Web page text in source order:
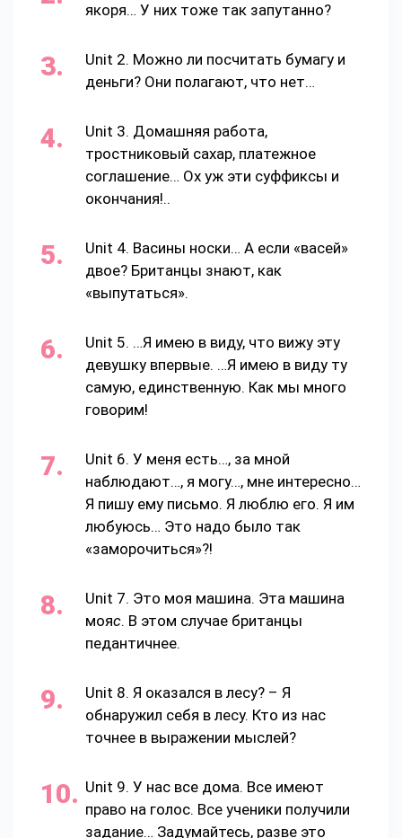
якоря… У них тоже так запутанно?
Unit 2. Можно ли посчитать бумагу и
деньги? Они полагают, что нет…
Unit 3. Домашняя работа,
тростниковый сахар, платежное
соглашение… Ох уж эти суффиксы и
окончания!..
Unit 4. Васины носки… А если «васей»
двое? Британцы знают, как
«выпутаться».
Unit 5. …Я имею в виду, что вижу эту
девушку впервые. …Я имею в виду ту
самую, единственную. Как мы много
говорим!
Unit 6. У меня есть…, за мной
наблюдают…, я могу…, мне интересно…
Я пишу ему письмо. Я люблю его. Я им
любуюсь… Это надо было так
«заморочиться»?!
Unit 7. Это моя машина. Эта машина
мояс. В этом случае британцы
педантичнее.
Unit 8. Я оказался в лесу? – Я
обнаружил себя в лесу. Кто из нас
точнее в выражении мыслей?
Unit 9. У нас все дома. Все имеют
право на голос. Все ученики получили
задание… Задумайтесь, разве это